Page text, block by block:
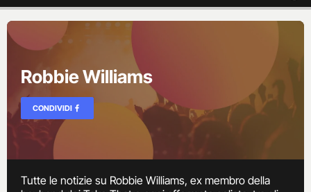
Robbie Williams
CONDIVIDI
Tutte le notizie su Robbie Williams, ex membro della